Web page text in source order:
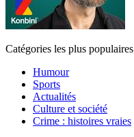
Catégories les plus populaires
Humour
Sports
Actualités
Culture et société
Crime : histoires vraies